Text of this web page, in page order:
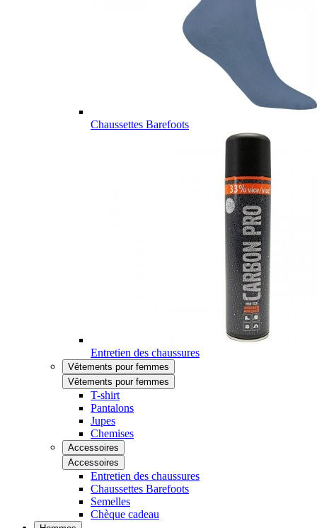
Chaussettes Barefoots
Entretien des chaussures
Vêtements pour femmes
Vêtements pour femmes
T-shirt
Pantalons
Jupes
Chemises
Accessoires
Accessoires
Entretien des chaussures
Chaussettes Barefoots
Semelles
Chèque cadeau